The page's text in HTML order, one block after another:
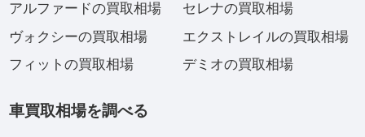
アルファードの買取相場
ヴォクシーの買取相場
フィットの買取相場
セレナの買取相場
エクストレイルの買取相場
デミオの買取相場
車買取相場を調べる